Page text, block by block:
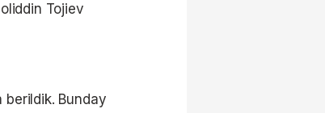
Tojiev
Bunday